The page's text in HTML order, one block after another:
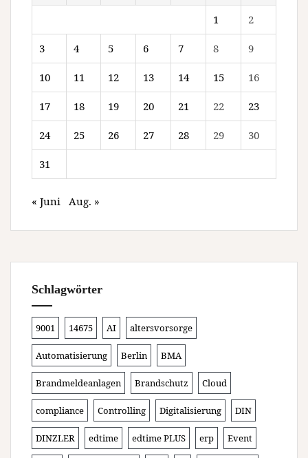
1 2
3 4 5 6 7 8 9
10 11 12 13 14 15 16
17 18 19 20 21 22 23
24 25 26 27 28 29 30
31
« Juni Aug. »
Schlagwörter
9001 14675 AI altersvorsorge
Automatisierung Berlin BMA
Brandmeldeanlagen Brandschutz Cloud
compliance Controlling Digitalisierung DIN
DINZLER edtime edtime PLUS erp Event